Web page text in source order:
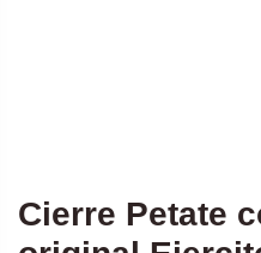
Cierre Petate